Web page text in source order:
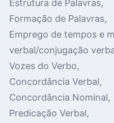
Estrutura de Palavras,
Formação de Palavras,
Emprego de tempos e
verbal/conjugação
Vozes do Verbo,
Concordância Verbal,
Concordância Nominal,
Predicação Verbal,